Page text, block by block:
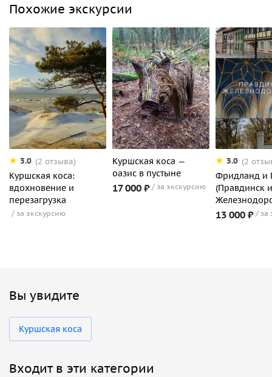
Похожие экскурсии
3.0 (2 отзыва)
Куршская коса:
вдохновение и
перезагрузка
за экскурсию
Куршская коса —
оазис в пустыне
17 000 ₽ за экскурсию
3.0 (2
Фридланд и
(Правдинск и
13 000 ₽ за
Вы увидите
Куршская коса
Входит в эти категории